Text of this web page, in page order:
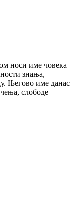
носи име човека
знања,
Његово име данас
слободе